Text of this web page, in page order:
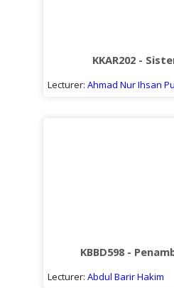
KKAR202 -
Lecturer: Ahmad Nur Ihsan
KBBD598 -
Lecturer: Abdul Barir Hakim